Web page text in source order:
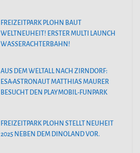
FREIZEITPARK PLOHN BAUT
WELTNEUHEIT! ERSTER MULTI LAUNCH
WASSERACHTERBAHN!
AUS DEM WELTALL NACH ZIRNDORF:
ESA-ASTRONAUT MATTHIAS MAURER
BESUCHT DEN PLAYMOBIL-FUNPARK
FREIZEITPARK PLOHN STELLT NEUHEIT
2025 NEBEN DEM DINOLAND VOR.